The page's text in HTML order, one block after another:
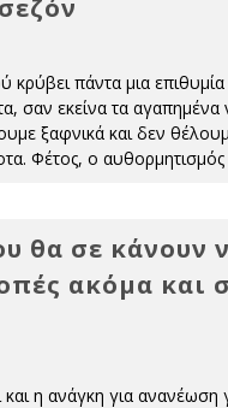
κρύβει πάντα μια επιθυμία
σαν εκείνα τα
ξαφνικά και δεν
Φέτος, ο αυθορμητισμός
θα σε κάνουν
ακόμα και
και η ανάγκη για ανανέωση